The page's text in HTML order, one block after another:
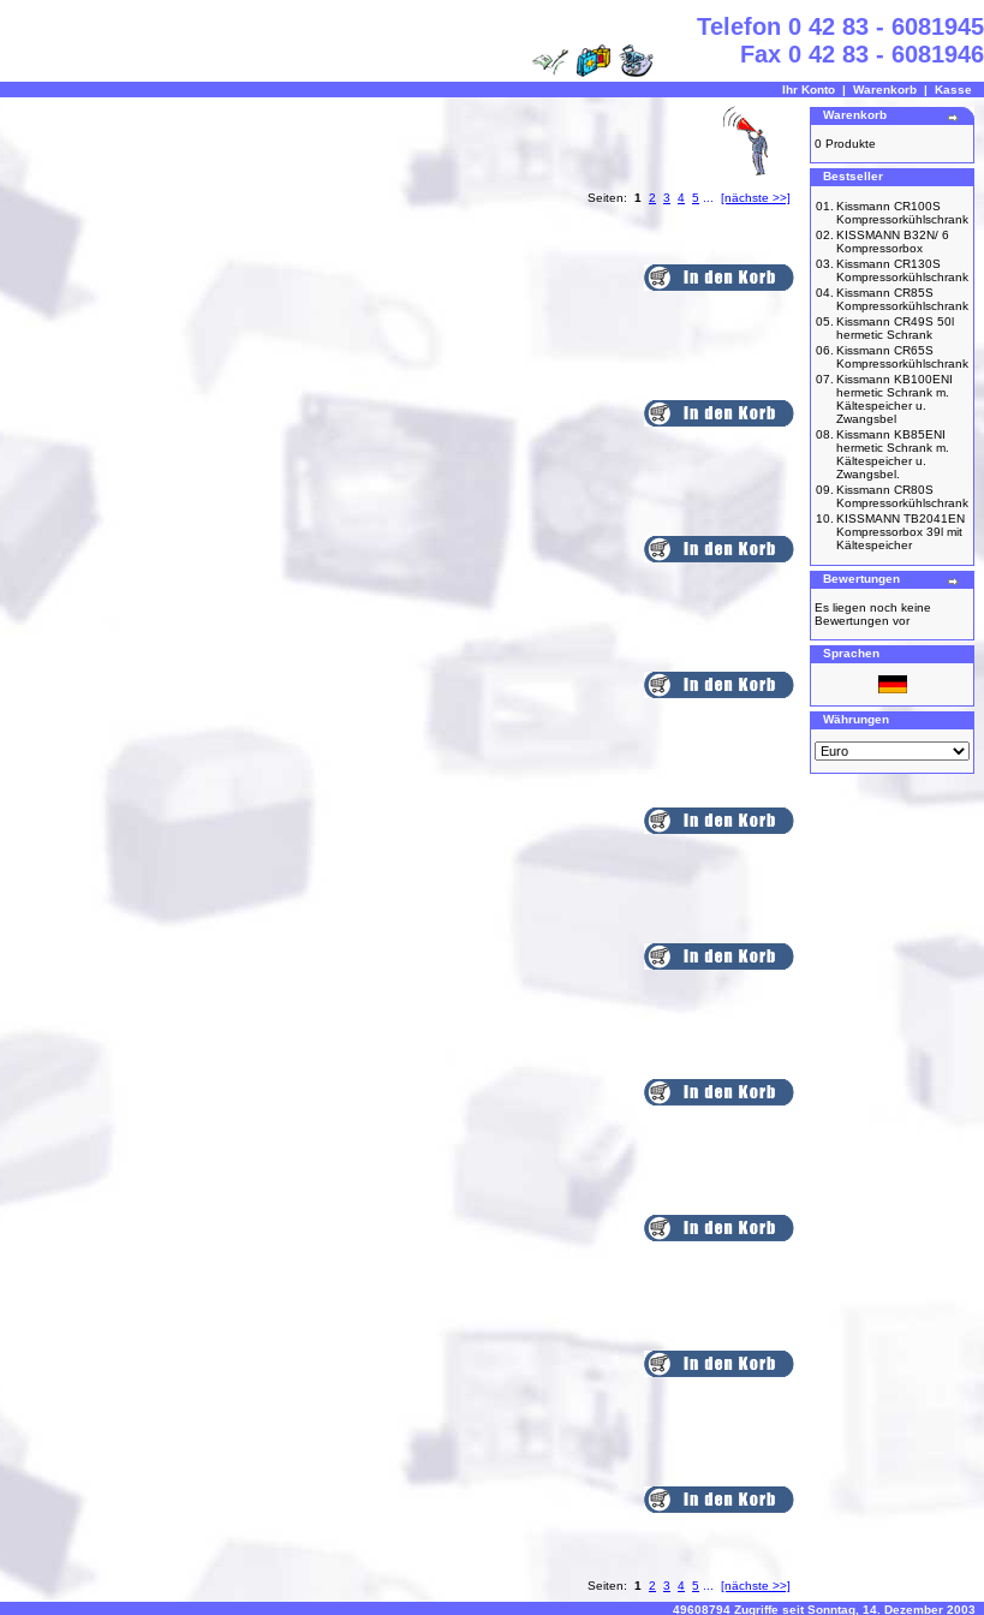
Telefon 0 42 83 - 6081945
Fax 0 42 83 - 6081946
Ihr Konto | Warenkorb | Kasse
Seiten: 1 2 3 4 5 [nächste >>]
Seiten: 1 2 3 4 5 [nächste >>]
Warenkorb
0 Produkte
Bestseller
01.
Kissmann CR100S
Kompressorkühlschrank
02. KISSMANN B32N/ 6
Kompressorbox
03. Kissmann CR130S
Kompressorkühlschrank
04. Kissmann CR85S
Kompressorkühlschrank
05. Kissmann CR49S 50l
hermetic Schrank
06. Kissmann CR65S
Kompressorkühlschrank
07. Kissmann KB100ENI
hermetic Schrank m.
Kältespeicher u.
Zwangsbel
08. Kissmann KB85ENI
hermetic Schrank m.
Kältespeicher u.
Zwangsbel.
09. Kissmann CR80S
Kompressorkühlschrank
10. KISSMANN TB2041EN
Kompressorbox 39l mit
Kältespeicher
Bewertungen
Es liegen noch keine
Bewertungen vor
Sprachen
Währungen
49608794 Zugriffe seit Sonntag, 14. Dezember 2003